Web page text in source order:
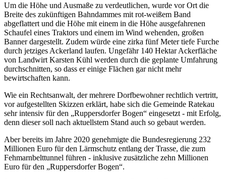
Um die Höhe und Ausmaße zu verdeutlichen, wurde vor Ort die
Breite des zukünftigen Bahndammes mit rot-weißem Band
abgeflattert und die Höhe mit einem in die Höhe ausgefahrenen
Schaufel eines Traktors und einem im Wind wehenden, großen
Banner dargestellt. Zudem würde eine zirka fünf Meter tiefe Furche
durch jetziges Ackerland laufen. Ungefähr 140 Hektar Ackerfläche
von Landwirt Karsten Kühl werden durch die geplante Umfahrung
durchschnitten, so dass er einige Flächen gar nicht mehr
bewirtschaften kann.
Wie ein Rechtsanwalt, der mehrere Dorfbewohner rechtlich vertritt,
vor aufgestellten Skizzen erklärt, habe sich die Gemeinde Ratekau
sehr intensiv für den „Ruppersdorfer Bogen“ eingesetzt - mit Erfolg,
denn dieser soll nach aktuellstem Stand auch so gebaut werden.
Aber bereits im Jahre 2020 genehmigte die Bundesregierung 232
Millionen Euro für den Lärmschutz entlang der Trasse, die zum
Fehmarnbelttunnel führen - inklusive zusätzliche zehn Millionen
Euro für den „Ruppersdorfer Bogen“.